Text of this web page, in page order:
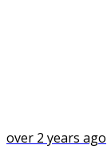
over 2 years ago